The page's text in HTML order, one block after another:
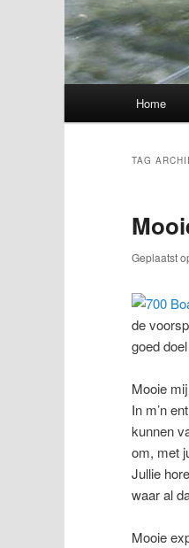
Home
TAG
Geplaatst
de
goed
Mooie
In m’n
kunnen
om, met
Jullie
waar al
Mooie